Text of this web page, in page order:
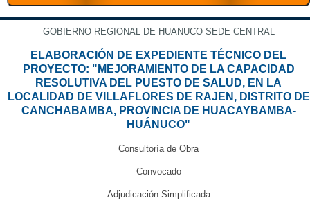
GOBIERNO REGIONAL DE HUANUCO SEDE CENTRAL
ELABORACIÓN DE EXPEDIENTE TÉCNICO DEL
PROYECTO: "MEJORAMIENTO DE LA CAPACIDAD
RESOLUTIVA DEL PUESTO DE SALUD, EN LA
LOCALIDAD DE VILLAFLORES DE RAJEN, DISTRITO DE
CANCHABAMBA, PROVINCIA DE HUACAYBAMBA-
HUÁNUCO"
Consultoría de Obra
Convocado
Adjudicación Simplificada